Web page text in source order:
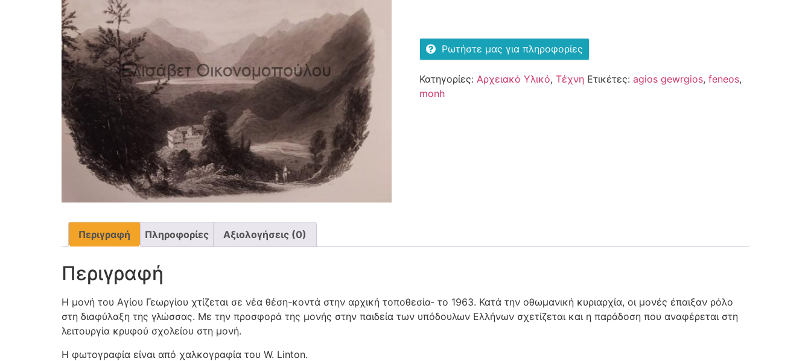
Ρωτήστε μας για πληροφορίες
Κατηγορίες: Αρχειακό Υλικό, Τέχνη Ετικέτες: agios gewrgios, feneos,
monh
Περιγραφή Πληροφορίες Αξιολογήσεις (0)
Περιγραφή
Η μονή του Αγίου Γεωργίου χτίζεται σε νέα θέση-κοντά στην αρχική τοποθεσία- το 1963. Κατά την οθωμανική κυριαρχία, οι μονές έπαιξαν ρόλο
στη διαφύλαξη της γλώσσας. Με την προσφορά της μονής στην παιδεία των υπόδουλων Ελλήνων σχετίζεται και η παράδοση που αναφέρεται στη
λειτουργία κρυφού σχολείου στη μονή.
Η φωτογραφία είναι από χαλκογραφία του W. Linton.